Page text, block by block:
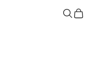
検索 カート